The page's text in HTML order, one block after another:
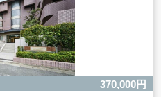
370,000円